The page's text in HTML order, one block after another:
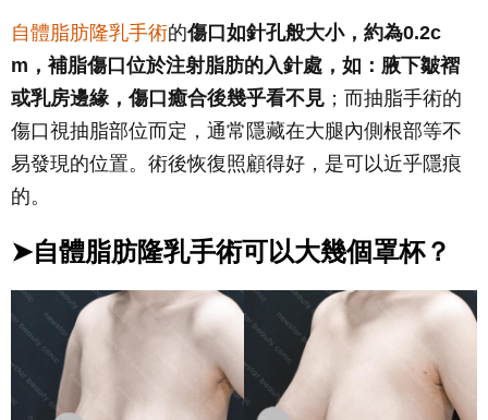
自體脂肪隆乳手術的傷口如針孔般大小，約為0.2c
m，補脂傷口位於注射脂肪的入針處，如：腋下皺褶
或乳房邊緣，傷口癒合後幾乎看不見 ；而抽脂手術的
傷口視抽脂部位而定，通常隱藏在大腿內側根部等不
易發現的位置。術後恢復照顧得好，是可以近乎隱痕
的。
➤自體脂肪隆乳手術可以大幾個罩杯？